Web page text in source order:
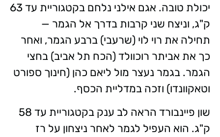
יכולת טובה. אגם אילני נלחם בקטגוריית עד 63
ק"ג, וניצח שני קרבות בדרך אל הגמר —
תחילה את רוי לוי (שרעבי) ברבע הגמר, ואחר
כך את אביתר רוכוולד (הכח תל אביב) בחצי
הגמר. בגמר נעצר מול ליאם כהן (חינוך ספורט
וטאקוונדו) וזכה במדליית הכסף.
שון פיינבורד הראה לב ענק בקטגוריית עד 58
ק"ג. הוא העפיל לגמר לאחר ניצחון על רז